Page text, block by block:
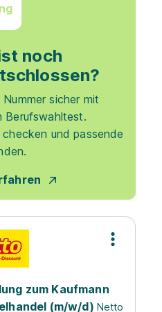
noch
sicher mit
Berufswahltest.
checken und passende
zum Kaufmann
(m/w/d) Netto